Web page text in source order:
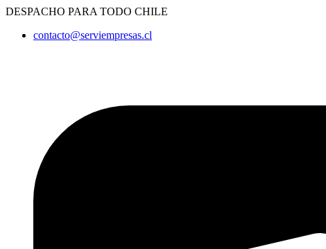
Ir
contenido
DESPACHO PARA TODO CHILE
contacto@serviempresas.cl